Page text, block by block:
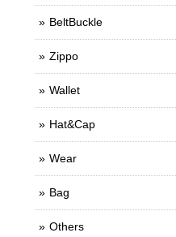
BeltBuckle
Zippo
Wallet
Hat&Cap
Wear
Bag
Others